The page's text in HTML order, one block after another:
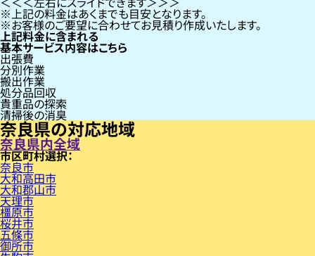
上記の料金はあくまでも目安となります。
お客様のご要望に合わせてお見積り作成いたします。
上記料金に含まれる
基本サービス内容はこちら
出張費
分別作業
搬出作業
処分品回収
貴重品の探索
清掃後の消臭
奈良県の対応地域
奈良県内全域
市区町村
奈良市
大和高田市
大和郡山市
天理市
橿原市
桜井市
五條市
御所市